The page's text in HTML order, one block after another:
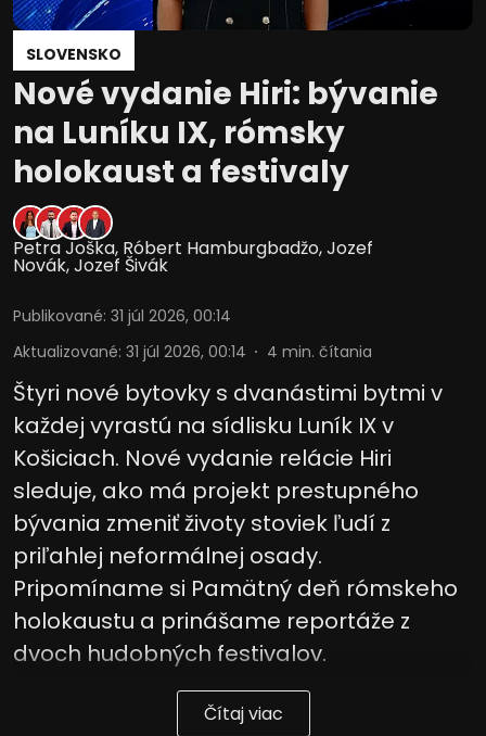
SLOVENSKO
Nové vydanie Hiri: bývanie
na Luníku IX, rómsky
holokaust a festivaly
Petra Joška, Róbert Hamburgbadžo,Jozef
Novák,Jozef Šivák
Publikované: 31 júl 2026, 00:14
Aktualizované: 31 júl 2026, 00:14 4 min. čítania
Štyri nové bytovky s dvanástimi bytmi v
každej vyrastú na sídlisku Luník IX v
Košiciach. Nové vydanie relácie Hiri
sleduje, ako má projekt prestupného
bývania zmeniť životy stoviek ľudí z
priľahlej neformálnej osady.
Pripomíname si Pamätný deň rómskeho
holokaustu a prinášame reportáže z
dvoch hudobných festivalov.
Čítaj viac